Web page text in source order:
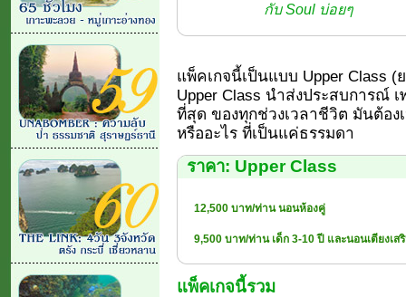
กับ Soul บ่อยๆ
แพ็คเกจนี้เป็นแบบ Upper Class (
Upper Class นำส่งประสบการณ์
ที่สุด ของทุกช่วงเวลาชีวิต มันต้อง
หรืออะไร ที่เป็นแค่ธรรมดา
ราคา: Upper Class
12,500 บาท/ท่าน นอนห้องคู่
9,500 บาท/ท่าน เด็ก 3-10 ปี และนอนเตียงเส
แพ็คเกจนี้รวม